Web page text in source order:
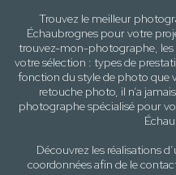
Trouvez le meilleur
Échaubrognes pour votre
trouvez-mon-photographe, les
votre sélection : types de
fonction du stylede photo que
retouche photo, il n’a
photographe spécialisé pour
Découvrez les réalisations
coordonnées afin de le